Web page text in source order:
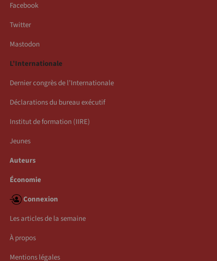
Facebook
Twitter
Mastodon
L’Internationale
Dernier congrès de l’Internationale
Déclarations du bureau exécutif
Institut de formation (IIRE)
Jeunes
Auteurs
Économie
Connexion
Les articles de la semaine
À propos
Mentions légales